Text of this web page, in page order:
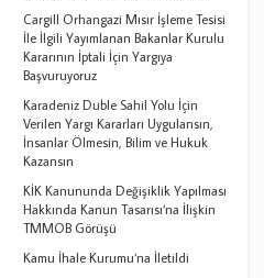
Cargill Orhangazi Mısır İşleme Tesisi
İle İlgili Yayımlanan Bakanlar Kurulu
Kararının İptali İçin Yargıya
Başvuruyoruz
Karadeniz Duble Sahil Yolu İçin
Verilen Yargı Kararları Uygulansın,
İnsanlar Ölmesin, Bilim ve Hukuk
Kazansın
KİK Kanununda Değişiklik Yapılması
Hakkında Kanun Tasarısı‘na İlişkin
TMMOB Görüşü
Kamu İhale Kurumu‘na İletildi